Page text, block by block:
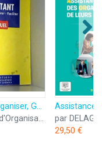
Assistant. Organiser, Gerer, Faciliter
par Editions d'Organisation
par
29,50 €